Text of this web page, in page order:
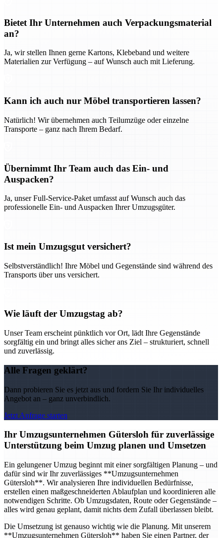
Bietet Ihr Unternehmen auch Verpackungsmaterial
an?
Ja, wir stellen Ihnen gerne Kartons, Klebeband und weitere
Materialien zur Verfügung – auf Wunsch auch mit Lieferung.
Kann ich auch nur Möbel transportieren lassen?
Natürlich! Wir übernehmen auch Teilumzüge oder einzelne
Transporte – ganz nach Ihrem Bedarf.
Übernimmt Ihr Team auch das Ein- und
Auspacken?
Ja, unser Full-Service-Paket umfasst auf Wunsch auch das
professionelle Ein- und Auspacken Ihrer Umzugsgüter.
Ist mein Umzugsgut versichert?
Selbstverständlich! Ihre Möbel und Gegenstände sind während des
Transports über uns versichert.
Wie läuft der Umzugstag ab?
Unser Team erscheint pünktlich vor Ort, lädt Ihre Gegenstände
sorgfältig ein und bringt alles sicher ans Ziel – strukturiert, schnell
und zuverlässig.
Alle Fragen geklärt?
Dann probieren Sie es jetzt aus und fordern Sie Ihr individuelles
Angebot an – ganz unverbindlich.
Jetzt Anfrage starten
Ihr Umzugsunternehmen Gütersloh für zuverlässige
Unterstützung beim Umzug planen und Umsetzen
Ein gelungener Umzug beginnt mit einer sorgfältigen Planung – und
dafür sind wir Ihr zuverlässiges **Umzugsunternehmen
Gütersloh**. Wir analysieren Ihre individuellen Bedürfnisse,
erstellen einen maßgeschneiderten Ablaufplan und koordinieren alle
notwendigen Schritte. Ob Umzugsdaten, Route oder Gegenstände –
alles wird genau geplant, damit nichts dem Zufall überlassen bleibt.
Die Umsetzung ist genauso wichtig wie die Planung. Mit unserem
**Umzugsunternehmen Gütersloh** haben Sie einen Partner, der